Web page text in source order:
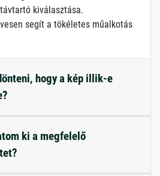
kiválasztása.
segít a tökéletes műalkotás
hogy a kép illik-e
ki a megfelelő